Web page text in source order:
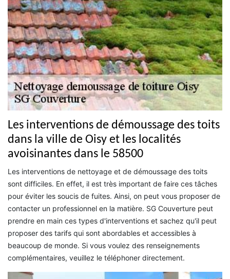
Les interventions de démoussage des toits
dans la ville de Oisy et les localités
avoisinantes dans le 58500
Les interventions de nettoyage et de démoussage des toits
sont difficiles. En effet, il est très important de faire ces tâches
pour éviter les soucis de fuites. Ainsi, on peut vous proposer de
contacter un professionnel en la matière. SG Couverture peut
prendre en main ces types d'interventions et sachez qu'il peut
proposer des tarifs qui sont abordables et accessibles à
beaucoup de monde. Si vous voulez des renseignements
complémentaires, veuillez le téléphoner directement.